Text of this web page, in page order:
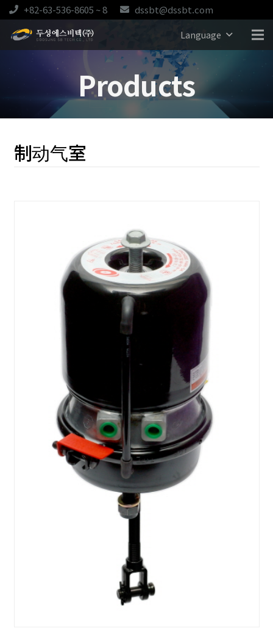
+82-63-536-8605 ~ 8 dssbt@dssbt.com
Language
Products
制动气室